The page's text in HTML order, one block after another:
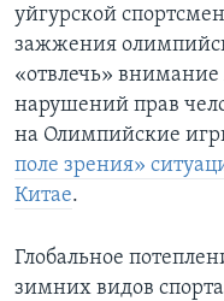
уйгурской
зажжения
«отвлечь»
нарушений прав
на Олимпийские
поле зрения»
Китае.
Глобальное
зимних видов